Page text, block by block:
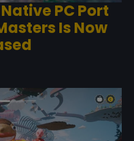
PC Port
Is Now